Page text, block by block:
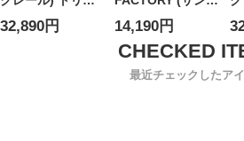
ロール スライドサ
ンダル BASILE
32,890円
ルファクトリー)
メンズ サンダル
ストラップ グルカ
サンダル
TSFM7473VACC
14,190円
ン
9
最近チェックしたア